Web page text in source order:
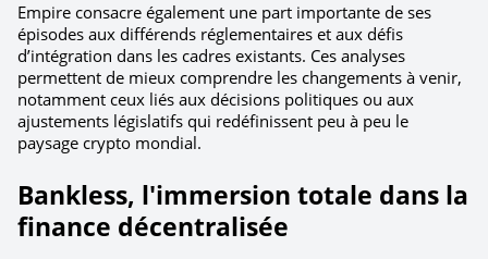
Empire consacre également une part importante de ses
épisodes aux différends réglementaires et aux défis
d’intégration dans les cadres existants. Ces analyses
permettent de mieux comprendre les changements à venir,
notamment ceux liés aux décisions politiques ou aux
ajustements législatifs qui redéfinissent peu à peu le
paysage crypto mondial.
Bankless, l'immersion totale dans la
finance décentralisée